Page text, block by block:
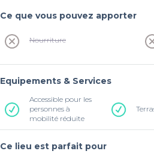
Ce que vous pouvez apporter
Nourriture
Equipements & Services
Accessible pour les
personnes à
mobilité réduite
Ce lieu est parfait pour